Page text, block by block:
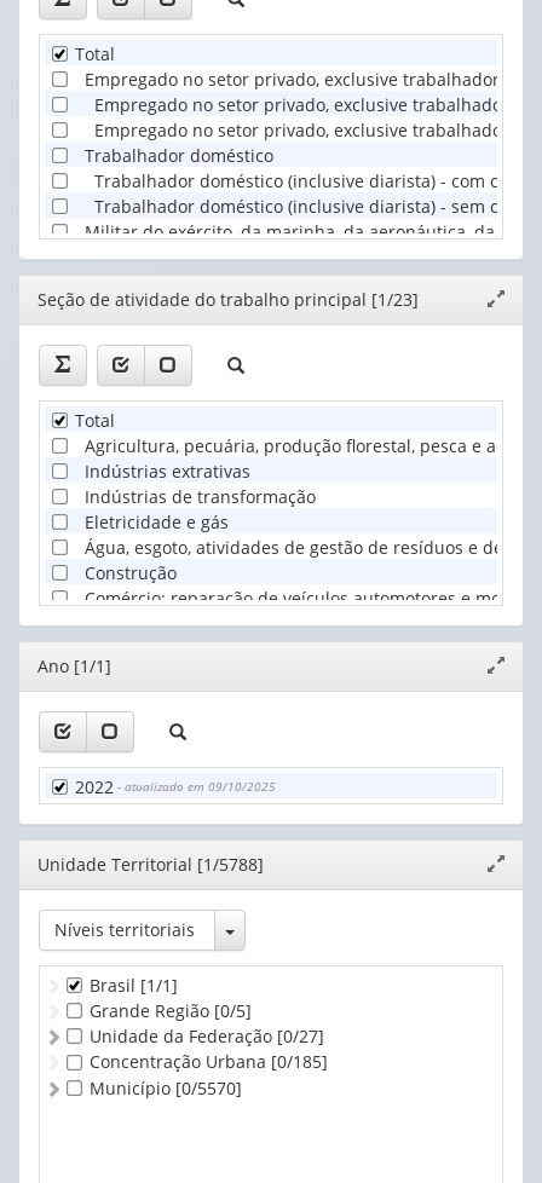
Conta própria com CNPJ
Conta própria sem CNPJ
Trabalhador familiar auxiliar
Total
Empregado no setor privado, exclusive trabalhador
Empregado no setor privado, exclusive trabalhador
Empregado no setor privado, exclusive trabalhador
Trabalhador doméstico
Trabalhador doméstico (inclusive diarista) - com
Trabalhador doméstico (inclusive diarista) - sem
Militar do exército, da marinha, da aeronáutica, da
Empregado no setor público
Empregado no setor público - funcionário estatutário
Empregado no setor público - empregado não
Empregado no setor público - empregado não
Empregado do setor público - empregado não
Empregado de empresas estatais
Empregado de empresas estatais com carteira de
Empregado de empresas estatais sem carteira de
Empregador (com pelo menos um empregado)
Empregador com CNPJ
Empregador sem CNPJ
Conta própria (sem empregados)
Editor
janela
Seção de atividade do trabalho principal [1/23]
Serviços domésticos
Organismos internacionais e outras instituições
Atividades mal especificadas
Total
Agricultura, pecuária, produção florestal, pesca e
Indústrias extrativas
Indústrias de transformação
Eletricidade e gás
Água, esgoto, atividades de gestão de resíduos e
Construção
Comércio; reparação de veículos automotores e
Transporte, armazenagem e correio
Alojamento e alimentação
Informação e comunicação
Atividades financeiras, de seguros e serviços
Atividades imobiliárias
Atividades profissionais, científicas e técnicas
Atividades administrativas e serviços complementares
Administração pública, defesa e seguridade social
Educação
Artes, cultura, esporte e recreação
Editor
janela
Ano [1/1]
2022 - atualizado em 09/10/2025
Editor
janela
Unidade Territorial [1/5788]
Níveis territoriais Toggle Dropdown
Brasil [1/1]
Grande Região [0/5]
Unidade da Federação [0/27]
Concentração Urbana [0/185]
Município [0/5570]